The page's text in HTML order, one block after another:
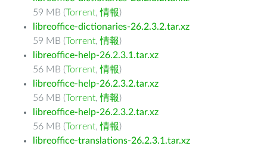
59 MB (Torrent,情報)
libreoffice-dictionaries-26.2.3.2.tar.xz
59 MB (Torrent,情報)
libreoffice-help-26.2.3.1.tar.xz
56 MB (Torrent,情報)
libreoffice-help-26.2.3.2.tar.xz
56 MB (Torrent,情報)
libreoffice-help-26.2.3.2.tar.xz
56 MB (Torrent,情報)
libreoffice-translations-26.2.3.1.tar.xz